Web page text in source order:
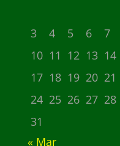
3
4 5 6 7
10 11 12 13 14
17 18 19 20 21
24 25 26 27 28
31
« Mar